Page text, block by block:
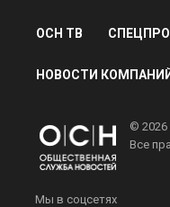
ОСН ТВ
НОВОСТИ КОМПАНИЙ
© 2026
Все
Мы в соцсетях